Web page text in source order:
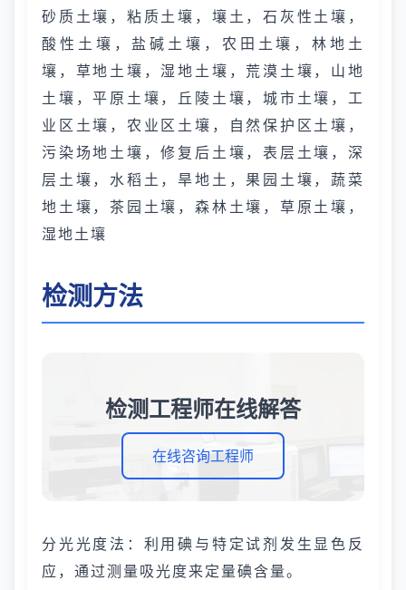
砂质土壤，粘质土壤，壤土，石灰性土壤，
酸性土壤，盐碱土壤，农田土壤，林地土
壤，草地土壤，湿地土壤，荒漠土壤，山地
土壤，平原土壤，丘陵土壤，城市土壤，工
业区土壤，农业区土壤，自然保护区土壤，
污染场地土壤，修复后土壤，表层土壤，深
层土壤，水稻土，旱地土，果园土壤，蔬菜
地土壤，茶园土壤，森林土壤，草原土壤，
湿地土壤
检测方法
检测工程师在线解答
在线咨询工程师
分光光度法：利用碘与特定试剂发生显色反
应，通过测量吸光度来定量碘含量。